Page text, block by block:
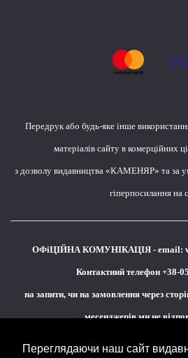
Переглядаючи наш сайт
Передрук або будь-яке інше
матеріалів сайту в комерційних
з дозволу видавництва «КАМЕНЯР» та за
гіперпосилання на
ОФіЦІЙНА КОМУНІКАЦІЯ - email:
Контактний телефон +38-
на запити, чи на замовлення через
месенджерів ми не